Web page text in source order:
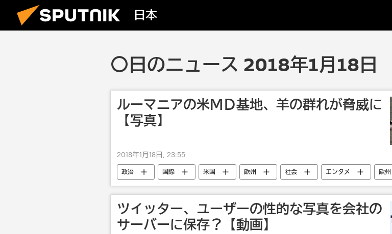
日本
〇日のニュース 2018年1月18日
ルーマニアの米ＭＤ基地、羊の群れが脅威に
【写真】
2018年1月18日, 23:55
政治 国際 米国 欧州 社会 エンタメ
欧州
NATO
動物
ツイッター、ユーザーの性的な写真を会社の
サーバーに保存？【動画】